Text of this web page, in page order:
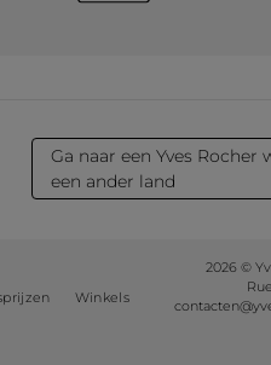
Ga naar een Yves Rocher
een ander land
Winkels
2026 ©